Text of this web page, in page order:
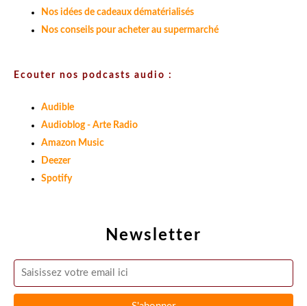
Newsletter
Nos idées de cadeaux dématérialisés
Nos conseils pour acheter au supermarché
Ecouter nos podcasts audio :
Audible
Audioblog - Arte Radio
Amazon Music
Deezer
Spotify